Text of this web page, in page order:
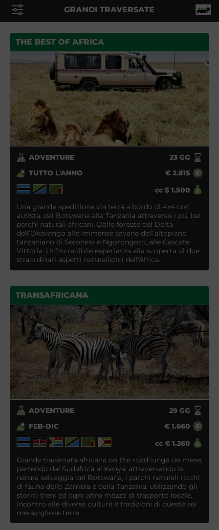
GRANDI TRAVERSATE
THE BEST OF AFRICA
ADVENTURE 23GG
TUTTO L'ANNO
€ 2.815
cc $ 1.500
Una grande spedizione via terra a bordo di 4x4 con
autista, dal Botswana alla Tanzania attraverso i più bei
parchi naturali africani. Dalle foreste del Delta
dell’Okavango alle immense savane dell’altopiano
tanzaniano di Seronera e Ngorongoro, alle Cascate
Vittoria. Un'incredibile esperienza alla scoperta di due
straordinari aspetti naturalistici dell'Africa.
TRANSAFRICANA
ADVENTURE 29GG
FEB-DIC
€ 1.660
cc € 1.260
Grande traversata africana on the road lunga un mese,
partendo dal Sudafrica al Kenya, attraversando la
natura selvaggia del Botswana, i parchi naturali ricchi
di fauna dello Zambia e della Tanzania, utilizzando gli
storici treni ed ogni altro mezzo di trasporto locale.
Incontro alle diverse culture e tradizioni di queste sei
meravigliose terre.